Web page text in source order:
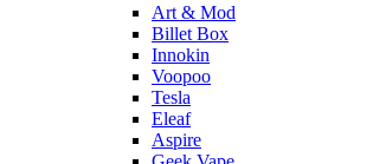
Art & Mod
Billet Box
Innokin
Voopoo
Tesla
Eleaf
Aspire